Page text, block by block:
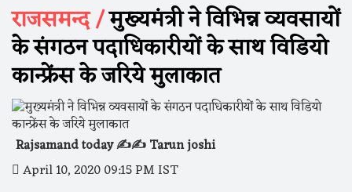
राजसमन्द /मुख्यमंत्री ने विभिन्न व्यवसायों
के संगठन पदाधिकारीयों के साथ विडियो
कान्फ्रेंस के जरिये मुलाकात
Rajsamand today ✍️✍️ Tarun joshi
April 10, 2020 09:15 PM IST